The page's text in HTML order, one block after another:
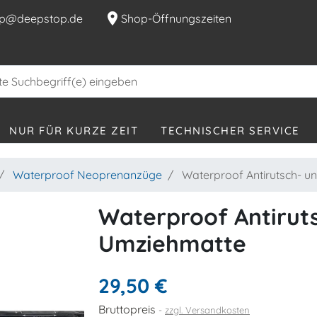
location_on Shop-Öffnungszeiten
NUR FÜR KURZE ZEIT TECHNISCHER SERVICE
Waterproof Neoprenanzüge Waterproof Antirutsch-
Waterproof
Umziehmatte
29,50 €
Bruttopreis zzgl. Versandkosten